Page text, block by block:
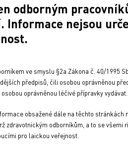
která zahrnují jak
testy, jež jsou užitečné
Zvláštní pozornost je
lymfatických uzlin, včetně
na přítomnost
odborným
Informace nejsou
ve smyslu §2a Zákona č. 40/1995
předpisů, čili osobou oprávněnou
oprávněnou léčivé přípravky vydávat.
obsažené dále na těchto stránkách
zdravotnickým odborníkům, a to se všemi
pro laickou veřejnost.